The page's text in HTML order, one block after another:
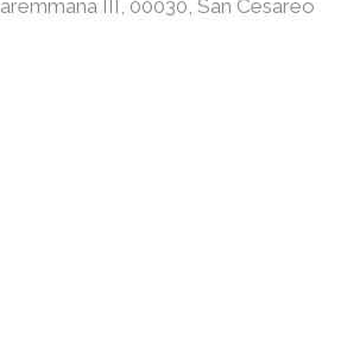
III, 00030, San Cesareo